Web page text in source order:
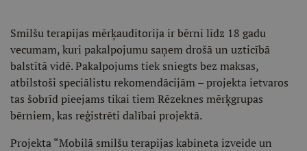
Smilšu terapijas mērķauditorija ir bērni līdz 18 gadu
vecumam, kuri pakalpojumu saņem drošā un uzticībā
balstītā vidē. Pakalpojums tiek sniegts bez maksas,
atbilstoši speciālistu rekomendācijām – projekta ietvaros
tas šobrīd pieejams tikai tiem Rēzeknes mērķgrupas
bērniem, kas reģistrēti dalībai projektā.
Projekta “Mobilā smilšu terapijas kabineta izveide un